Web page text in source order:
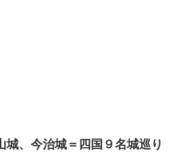
城、今治城＝四国９名城巡り